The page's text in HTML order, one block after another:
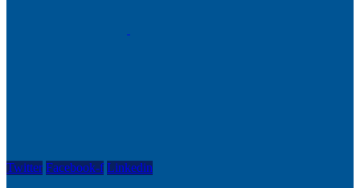
Twitter Facebook-f Linkedin